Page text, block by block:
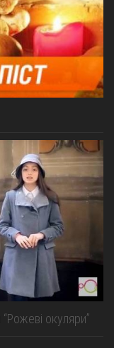
окуляри”